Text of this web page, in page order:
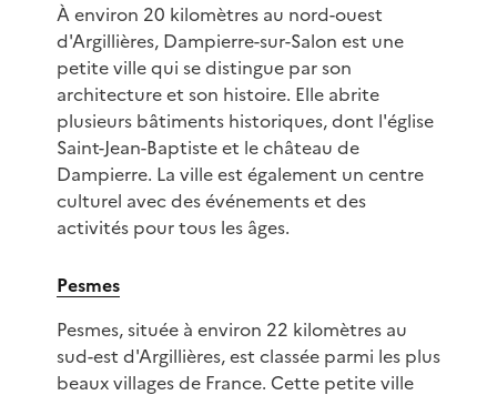
À environ 20 kilomètres au nord-ouest
d'Argillières, Dampierre-sur-Salon est une
petite ville qui se distingue par son
architecture et son histoire. Elle abrite
plusieurs bâtiments historiques, dont l'église
Saint-Jean-Baptiste et le château de
Dampierre. La ville est également un centre
culturel avec des événements et des
activités pour tous les âges.
Pesmes
Pesmes, située à environ 22 kilomètres au
sud-est d'Argillières, est classée parmi les plus
beaux villages de France. Cette petite ville